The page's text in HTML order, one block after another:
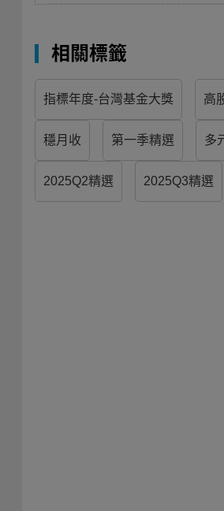
相關標籤
指標年度-台灣基金大獎 高
穩月收 第一季精選 多
2025Q2精選 2025Q3精選